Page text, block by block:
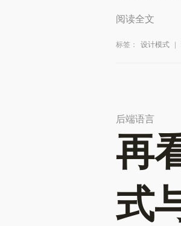
阅读全文
标签： 设计模式
后端语言
再
式